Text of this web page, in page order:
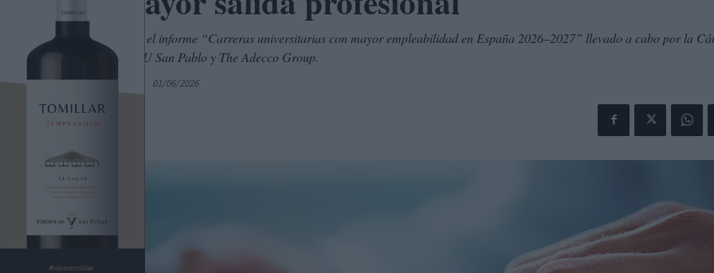
Así lo determina el informe “Carreras universitarias con mayor empleabilidad en España 2026–2027” llevado a cabo por la
Universidad CEU San Pablo y The Adecco Group.
Por C. Manchegos 01/06/2026